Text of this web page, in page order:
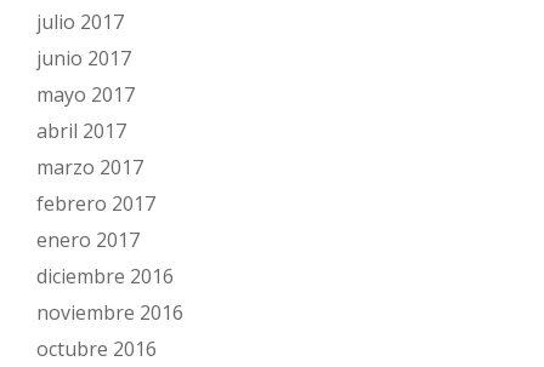
julio 2017
junio 2017
mayo 2017
abril 2017
marzo 2017
febrero 2017
enero 2017
diciembre 2016
noviembre 2016
octubre 2016